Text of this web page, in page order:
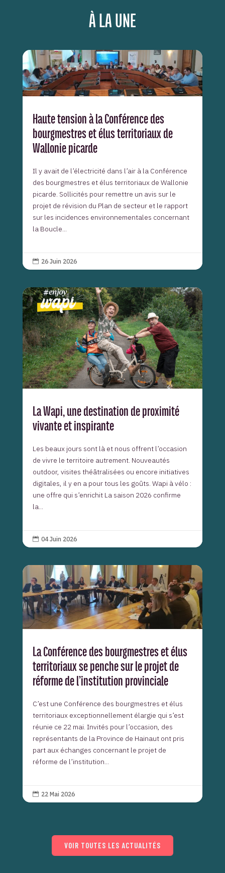
À LA UNE
Haute tension à la Conférence des
bourgmestres et élus territoriaux de
Wallonie picarde
Il y avait de l’électricité dans l’air à la Conférence
des bourgmestres et élus territoriaux de Wallonie
picarde. Sollicités pour remettre un avis sur le
projet de révision du Plan de secteur et le rapport
sur les incidences environnementales concernant
la Boucle...
 26 Juin 2026
La Wapi, une destination de proximité
vivante et inspirante
Les beaux jours sont là et nous offrent l’occasion
de vivre le territoire autrement. Nouveautés
outdoor, visites théâtralisées ou encore initiatives
digitales, il y en a pour tous les goûts. Wapi à vélo :
une offre qui s’enrichit La saison 2026 confirme
la...
 04 Juin 2026
La Conférence des bourgmestres et élus
territoriaux se penche sur le projet de
réforme de l’institution provinciale
C’est une Conférence des bourgmestres et élus
territoriaux exceptionnellement élargie qui s’est
réunie ce 22 mai. Invités pour l’occasion, des
représentants de la Province de Hainaut ont pris
part aux échanges concernant le projet de
réforme de l’institution...
 22 Mai 2026
VOIR TOUTES LES ACTUALITÉS